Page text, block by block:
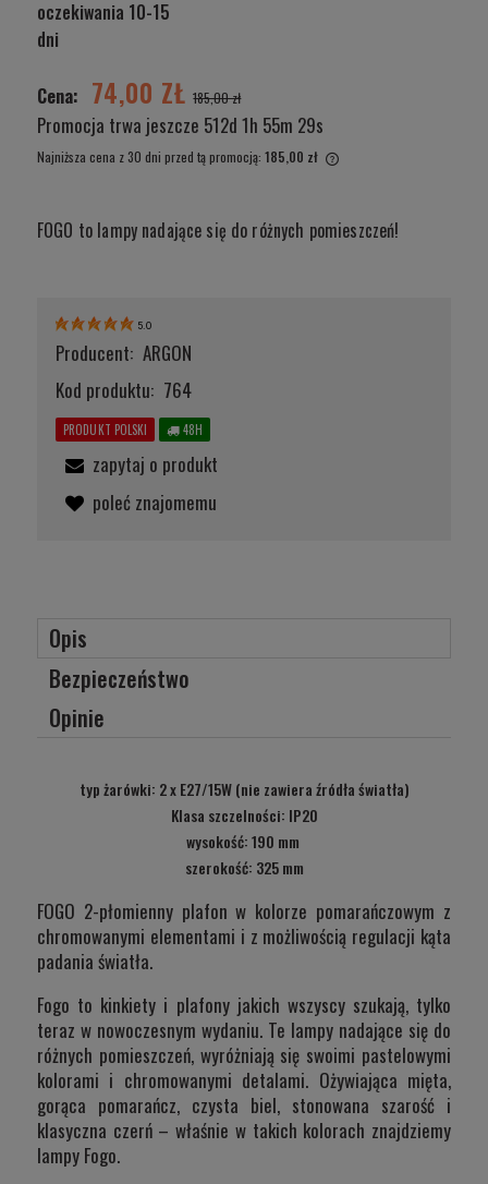
oczekiwania 10-15
dni
Cena: 74,00 ZŁ 185,00 zł
Promocja trwa jeszcze 512d 1h 55m 29s
Najniższa cena z 30 dni przed tą promocją: 185,00 zł
produkt pojawił się w
FOGO to lampy nadające się do różnych pomieszczeń!
5.0
Producent: ARGON
Kod produktu: 764
PRODUKT POLSKI 48H
zapytaj o produkt
poleć znajomemu
Opis
Bezpieczeństwo
Opinie
typ żarówki: 2 x E27/15W (nie zawiera źródła światła)
Klasa szczelności: IP20
wysokość: 190 mm
szerokość: 325 mm
FOGO 2-płomienny plafon w kolorze pomarańczowym z
chromowanymi elementami i z możliwością regulacji kąta
padania światła.
Fogo to kinkiety i plafony jakich wszyscy szukają, tylko
teraz w nowoczesnym wydaniu. Te lampy nadające się do
różnych pomieszczeń, wyróżniają się swoimi pastelowymi
kolorami i chromowanymi detalami. Ożywiająca mięta,
gorąca pomarańcz, czysta biel, stonowana szarość i
klasyczna czerń – właśnie w takich kolorach znajdziemy
lampy Fogo.